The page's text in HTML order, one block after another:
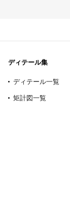
ディテール集
ディテール一覧
矩計図一覧